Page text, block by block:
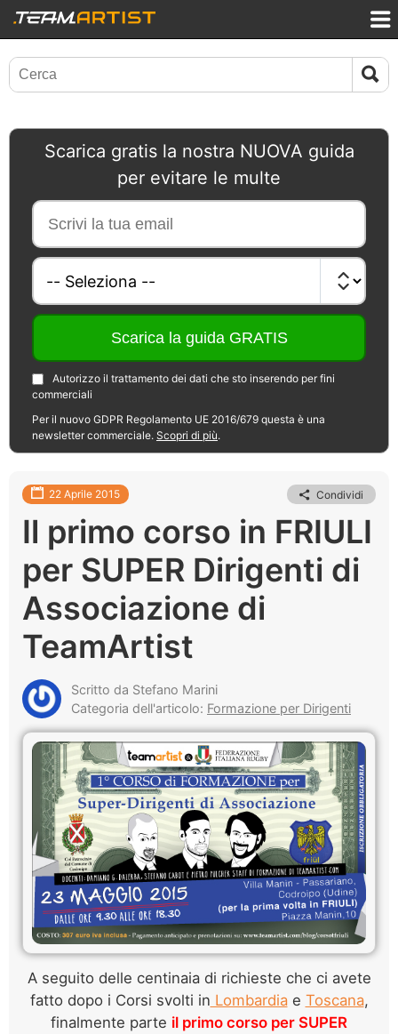
Scarica gratis la nostra NUOVA guida
per evitare le multe
Autorizzo il trattamento dei dati che sto inserendo per fini
commerciali
Per il nuovo GDPR Regolamento UE 2016/679 questa è una
newsletter commerciale. Scopri di più.
22 Aprile 2015 Condividi
Il primo corso in FRIULI
per SUPER Dirigenti di
Associazione di
TeamArtist
Scritto da Stefano Marini
Categoria dell'articolo: Formazione per Dirigenti
A seguito delle centinaia di richieste che ci avete
fatto dopo i Corsi svolti in Lombardiae Toscana,
finalmente parte il primo corso per SUPER